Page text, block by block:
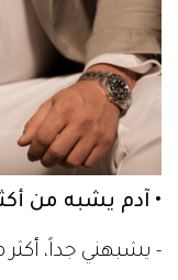
• آدم يشبه من
- يشبهني جداً، أكثر